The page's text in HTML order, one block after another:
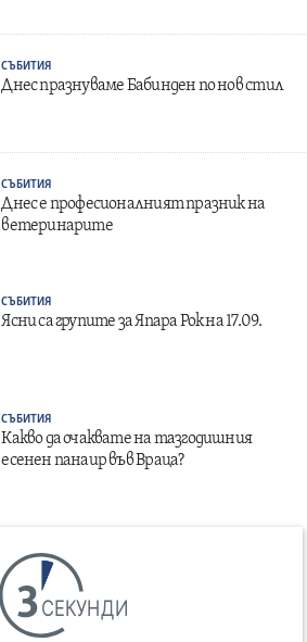
СЪБИТИЯ
Днес празнуваме Бабинден по нов стил
СЪБИТИЯ
Днес е професионалният празник на
ветеринарите
СЪБИТИЯ
Ясни са групите за Япара Рок на 17.09.
СЪБИТИЯ
Какво да очаквате на тазгодишния
есенен панаир във Враца?
СЕКУНДИ